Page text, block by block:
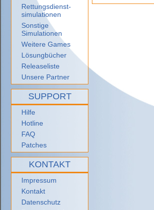
Rettungsdienst-
simulationen
Sonstige
Simulationen
Weitere Games
Lösungbücher
Releaseliste
Unsere Partner
SUPPORT
Hilfe
Hotline
FAQ
Patches
KONTAKT
Impressum
Kontakt
Datenschutz